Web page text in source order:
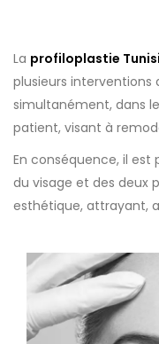
La profiloplastie
plusieurs
simultanément, dans
patient, visant à
En conséquence, il est
du visage et des deux
esthétique, attrayant,